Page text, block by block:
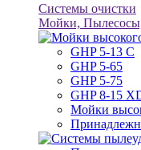
Системы очистки
Мойки,
GHP 5-13 C
GHP 5-65
GHP 5-75
GHP 8-15
Мойки